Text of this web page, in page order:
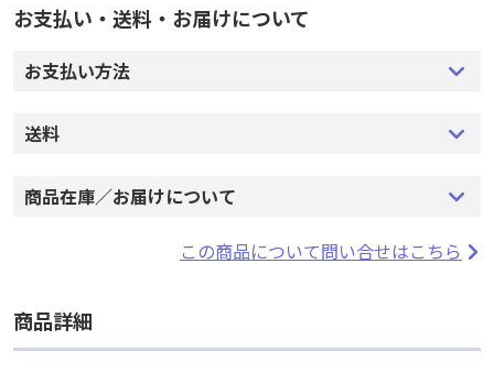
お支払い・送料・お届けについて
お支払い方法
送料
商品在庫／お届けについて
この商品について問い合せはこちら
商品詳細
お支払い・送料・お届けについて
お支払い方法
送料
商品在庫／お届けについて
この商品について問い合せはこちら
商品詳細